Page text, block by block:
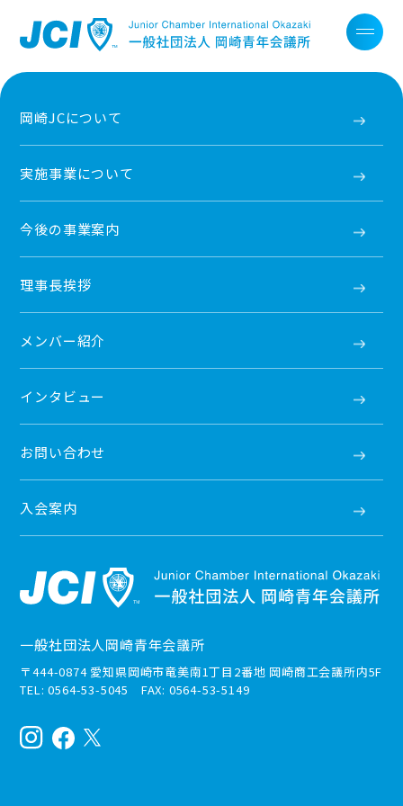
岡崎JCについて
実施事業について
今後の事業案内
理事長挨拶
メンバー紹介
インタビュー
お問い合わせ
入会案内
一般社団法人岡崎青年会議所
〒444-0874 愛知県岡崎市竜美南1丁目2番地 岡崎商工会議所内5F
TEL: 0564-53-5045 FAX: 0564-53-5149